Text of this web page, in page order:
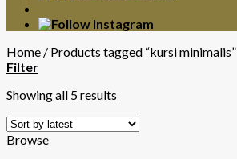
Home / Products tagged “kursi minimalis”
Filter
Showing all 5 results
Browse